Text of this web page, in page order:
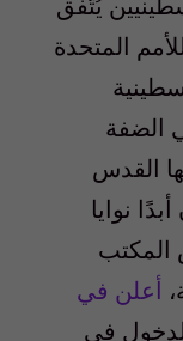
المتحدة
الضفة
القدس
نوايا
أعلن في
في